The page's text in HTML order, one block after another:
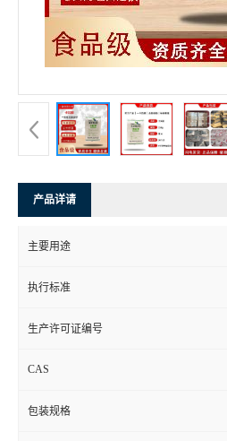
产品详请
主要用途
执行标准
生产许可证编号
CAS
包装规格